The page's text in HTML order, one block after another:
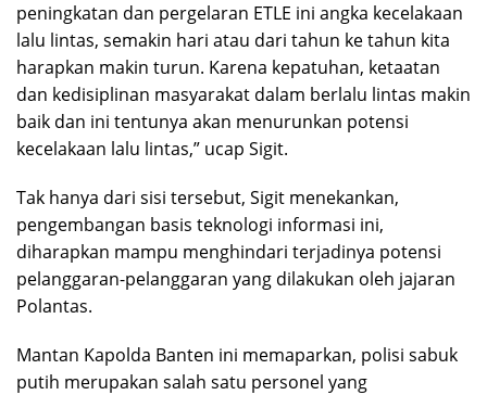
peningkatan dan pergelaran ETLE ini angka kecelakaan
lalu lintas, semakin hari atau dari tahun ke tahun kita
harapkan makin turun. Karena kepatuhan, ketaatan
dan kedisiplinan masyarakat dalam berlalu lintas makin
baik dan ini tentunya akan menurunkan potensi
kecelakaan lalu lintas,” ucap Sigit.
Tak hanya dari sisi tersebut, Sigit menekankan,
pengembangan basis teknologi informasi ini,
diharapkan mampu menghindari terjadinya potensi
pelanggaran-pelanggaran yang dilakukan oleh jajaran
Polantas.
Mantan Kapolda Banten ini memaparkan, polisi sabuk
putih merupakan salah satu personel yang